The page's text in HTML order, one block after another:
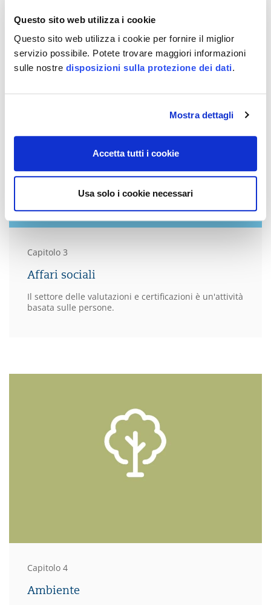
Questo sito web utilizza i cookie
Questo sito web utilizza i cookie per fornire il miglior
servizio possibile. Potete trovare maggiori informazioni
sulle nostre disposizioni sulla protezione dei dati.
Mostra dettagli
Accetta tutti i cookie
Usa solo i cookie necessari
Capitolo 3
Affari sociali
Il settore delle valutazioni e certificazioni è un'attività
basata sulle persone.
Capitolo 4
Ambiente